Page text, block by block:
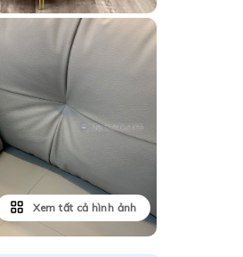
Xem tất cả hình ảnh